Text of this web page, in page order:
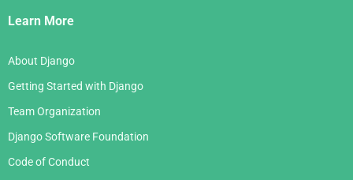
Links
Learn More
About Django
Getting Started with Django
Team Organization
Django Software Foundation
Code of Conduct